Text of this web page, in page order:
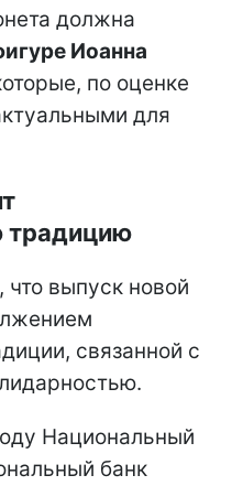
должна
Иоанна
по оценке
для
традицию
выпуск новой
связанной с
Национальный
банк